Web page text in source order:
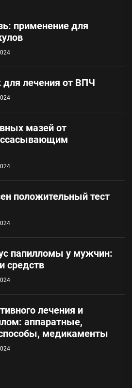
применение для
для лечения от ВПЧ
мазей от
положительный тест
папилломы у мужчин:
средств
лечения и
аппаратные,
медикаменты